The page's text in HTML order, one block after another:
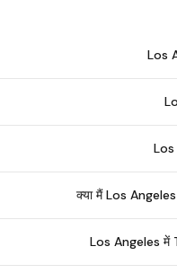
Los
Los
क्या मैं Los
Los Angeles में